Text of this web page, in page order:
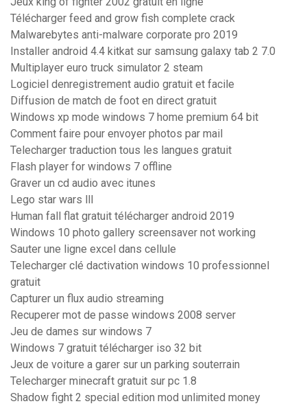
Télécharger feed and grow fish complete crack
Malwarebytes anti-malware corporate pro 2019
Installer android 4.4 kitkat sur samsung galaxy tab 2 7.0
Multiplayer euro truck simulator 2 steam
Logiciel denregistrement audio gratuit et facile
Diffusion de match de foot en direct gratuit
Windows xp mode windows 7 home premium 64 bit
Comment faire pour envoyer photos par mail
Telecharger traduction tous les langues gratuit
Flash player for windows 7 offline
Graver un cd audio avec itunes
Lego star wars lll
Human fall flat gratuit télécharger android 2019
Windows 10 photo gallery screensaver not working
Sauter une ligne excel dans cellule
Telecharger clé dactivation windows 10 professionnel
gratuit
Capturer un flux audio streaming
Recuperer mot de passe windows 2008 server
Jeu de dames sur windows 7
Windows 7 gratuit télécharger iso 32 bit
Jeux de voiture a garer sur un parking souterrain
Telecharger minecraft gratuit sur pc 1.8
Shadow fight 2 special edition mod unlimited money